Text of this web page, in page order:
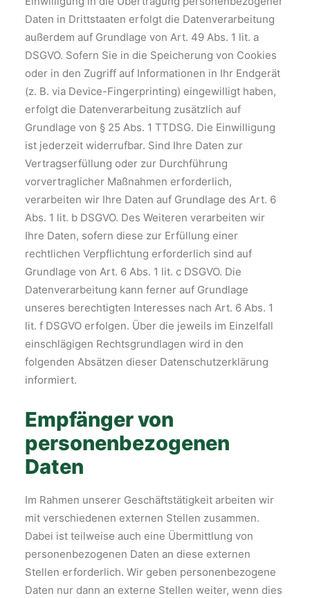
Daten in Drittstaaten erfolgt die Datenverarbeitung
außerdem auf Grundlage von Art. 49 Abs. 1 lit. a
DSGVO. Sofern Sie in die Speicherung von Cookies
oder in den Zugriff auf Informationen in Ihr Endgerät
(z. B. via Device-Fingerprinting) eingewilligt haben,
erfolgt die Datenverarbeitung zusätzlich auf
Grundlage von § 25 Abs. 1 TTDSG. Die Einwilligung
ist jederzeit widerrufbar. Sind Ihre Daten zur
Vertragserfüllung oder zur Durchführung
vorvertraglicher Maßnahmen erforderlich,
verarbeiten wir Ihre Daten auf Grundlage des Art. 6
Abs. 1 lit. b DSGVO. Des Weiteren verarbeiten wir
Ihre Daten, sofern diese zur Erfüllung einer
rechtlichen Verpflichtung erforderlich sind auf
Grundlage von Art. 6 Abs. 1 lit. c DSGVO. Die
Datenverarbeitung kann ferner auf Grundlage
unseres berechtigten Interesses nach Art. 6 Abs. 1
lit. f DSGVO erfolgen. Über die jeweils im Einzelfall
einschlägigen Rechtsgrundlagen wird in den
folgenden Absätzen dieser Datenschutzerklärung
informiert.
Empfänger von
personenbezogenen
Daten
Im Rahmen unserer Geschäftstätigkeit arbeiten wir
mit verschiedenen externen Stellen zusammen.
Dabei ist teilweise auch eine Übermittlung von
personenbezogenen Daten an diese externen
Stellen erforderlich. Wir geben personenbezogene
Daten nur dann an externe Stellen weiter, wenn dies